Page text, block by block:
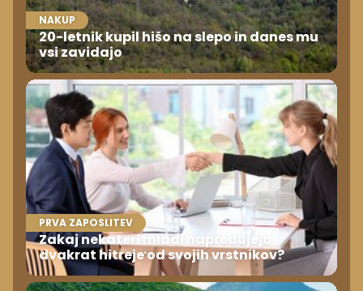
NAKUP
20-letnik kupil hišo na slepo in danes mu
vsi zavidajo
PRVA ZAPOSLITEV
Zakaj nekateri mladi napredujejo
dvakrat hitreje od svojih vrstnikov?